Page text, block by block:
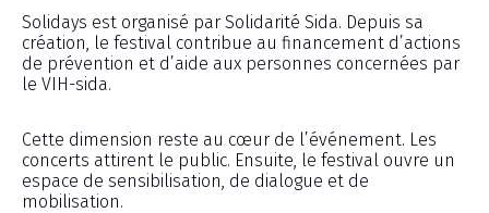
Solidays est organisé par Solidarité Sida. Depuis sa
création, le festival contribue au financement d’actions
de prévention et d’aide aux personnes concernées par
le VIH-sida.
Cette dimension reste au cœur de l’événement. Les
concerts attirent le public. Ensuite, le festival ouvre un
espace de sensibilisation, de dialogue et de
mobilisation.